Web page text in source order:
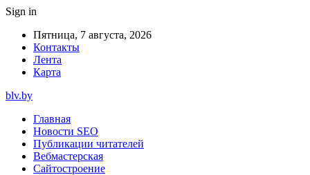
Sign in
Пятница, 7 августа, 2026
Контакты
Лента
Карта
blv.by
Главная
Новости SEO
Публикации читателей
Вебмастерская
Сайтостроение